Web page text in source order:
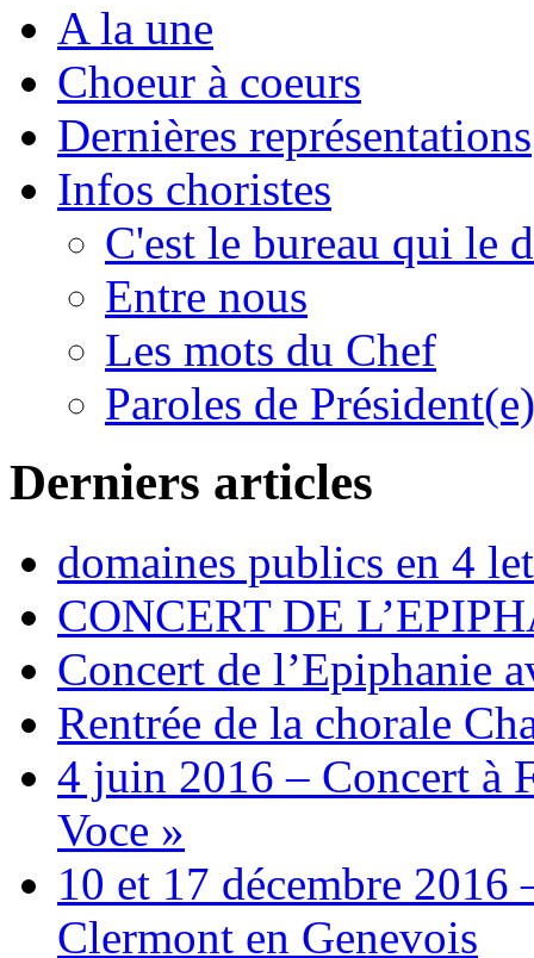
A la une
Choeur à coeurs
Dernières représentations
Infos choristes
C'est le bureau qui le
Entre nous
Les mots du Chef
Paroles de Président(e)
Derniers articles
domaines publics en 4
CONCERT DE
Concert de l’Epiphanie
Rentrée de la chorale
4 juin 2016 – Concert à
Voce »
10 et 17 décembre
Clermont en Genevois